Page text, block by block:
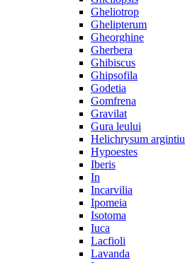
Gheliotrop
Ghelipterum
Gheorghine
Gherbera
Ghibiscus
Ghipsofila
Godetia
Gomfrena
Gravilat
Gura leului
Helichrysum argintiu
Hypoestes
Iberis
In
Incarvilia
Ipomeia
Isotoma
Iuca
Lacfioli
Lavanda